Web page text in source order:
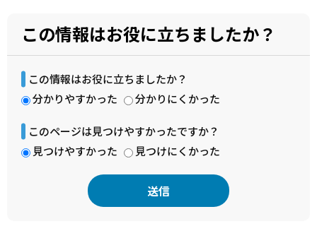
この情報はお役に立ちましたか？
この情報はお役に立ちましたか？
分かりやすかった
分かりにくかった
このページは見つけやすかったですか？
見つけやすかった
見つけにくかった